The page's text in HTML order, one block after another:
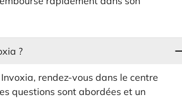
?
rendez-vous dans le centre
questions sont abordées et un